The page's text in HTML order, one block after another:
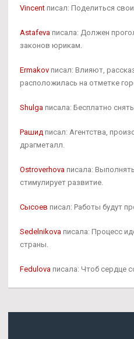
Vincent писал: Поделиться
Astafeva писала: Должен
законов юрикам.
Ermakov писал: Влияют,
расположилась на отметке
Shulga писала: Бесплатно
Рашид писал: Агентства,
драгметалл.
Ostroverhova писала:
стимулирует развитие.
Сысоев писал: Работы будут
Sedelnikova писала: Процесс
страны.
Fedulova писала: Чтоб сердце